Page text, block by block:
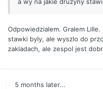
Odpowiedzialem. Gralem
stawki byly, ale wyszlo do
zakladach, ale zespol jest
5 months later...